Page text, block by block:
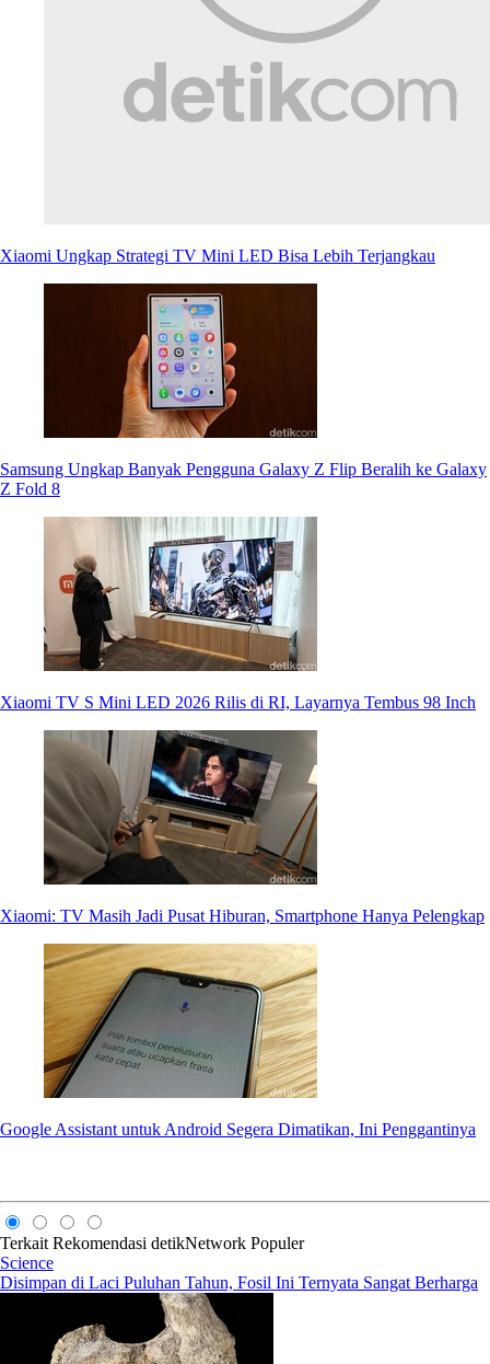
Xiaomi Ungkap Strategi TV Mini LED Bisa Lebih Terjangkau
Samsung Ungkap Banyak Pengguna Galaxy Z Flip Beralih ke Galaxy
Z Fold 8
Xiaomi TV S Mini LED 2026 Rilis di RI, Layarnya Tembus 98 Inch
Xiaomi: TV Masih Jadi Pusat Hiburan, Smartphone Hanya Pelengkap
Google Assistant untuk Android Segera Dimatikan, Ini Penggantinya
Terkait Rekomendasi detikNetwork Populer
Science
Disimpan di Laci Puluhan Tahun, Fosil Ini Ternyata Sangat Berharga